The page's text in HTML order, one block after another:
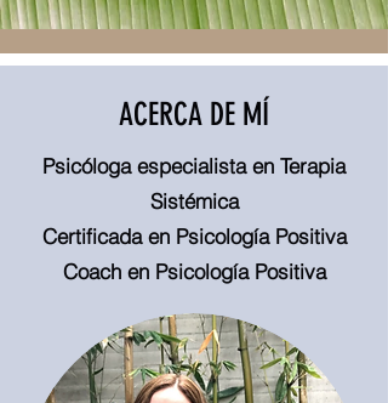
ACERCA DE MÍ
Psicóloga especialista en Terapia
Sistémica
Certificada en Psicología Positiva
Coach en Psicología Positiva